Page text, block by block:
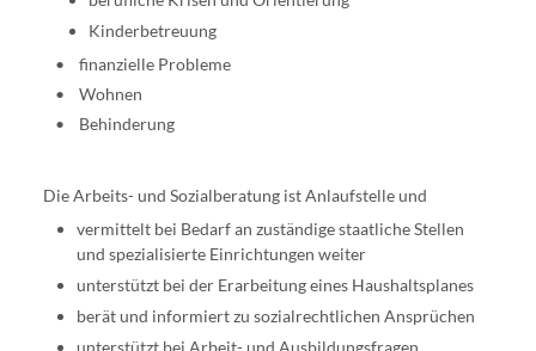
Kinderbetreuung
• finanzielle Probleme
• Wohnen
• Behinderung
Die Arbeits- und Sozialberatung ist Anlaufstelle und
vermittelt bei Bedarf an zuständige staatliche Stellen
und spezialisierte Einrichtungen weiter
unterstützt bei der Erarbeitung eines Haushaltsplanes
berät und informiert zu sozialrechtlichen Ansprüchen
unterstützt bei Arbeit- und Ausbildungsfragen